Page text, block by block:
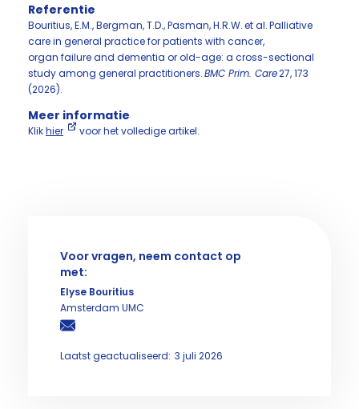
Referentie
Bouritius, E.M., Bergman, T.D., Pasman, H.R.W. et al. Palliative
care in general practice for patients with cancer,
organ failure and dementia or old-age: a cross-sectional
study among general practitioners.BMC Prim. Care27, 173
(2026).
Meer informatie
Klikhier voor het volledige artikel.
Voor vragen, neem contact op
met:
Elyse Bouritius
Amsterdam UMC
Laatst geactualiseerd: 3 juli 2026